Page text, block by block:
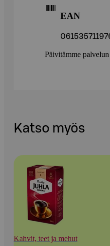
EAN
Päivitämme
Katso myös
Kahvit, teet ja mehut